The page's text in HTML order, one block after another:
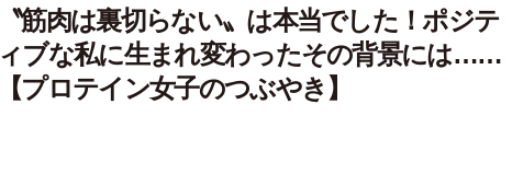
〝筋肉は裏切らない〟は本当でした！ポジテ
ィブな私に生まれ変わったその背景には……
【プロテイン女子のつぶやき】